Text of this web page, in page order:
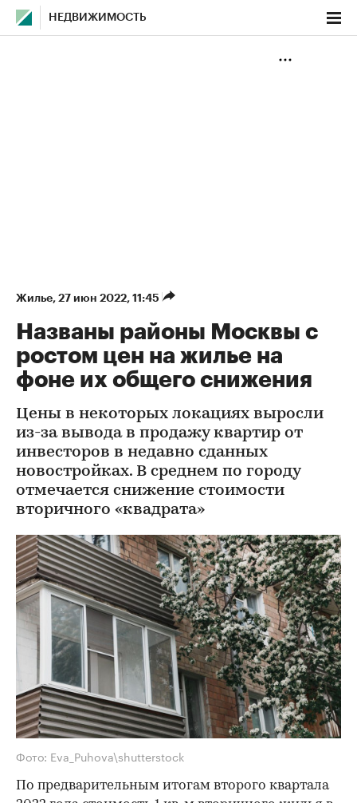
НЕДВИЖИМОСТЬ
Жилье⁠, 27 июн 2022, 11:45
Названы районы Москвы с
ростом цен на жилье на
фоне их общего снижения
Цены в некоторых локациях выросли
из-за вывода в продажу квартир от
инвесторов в недавно сданных
новостройках. В среднем по городу
отмечается снижение стоимости
вторичного «квадрата»
Фото: Eva_Puhova\shutterstock
По предварительным итогам второго квартала